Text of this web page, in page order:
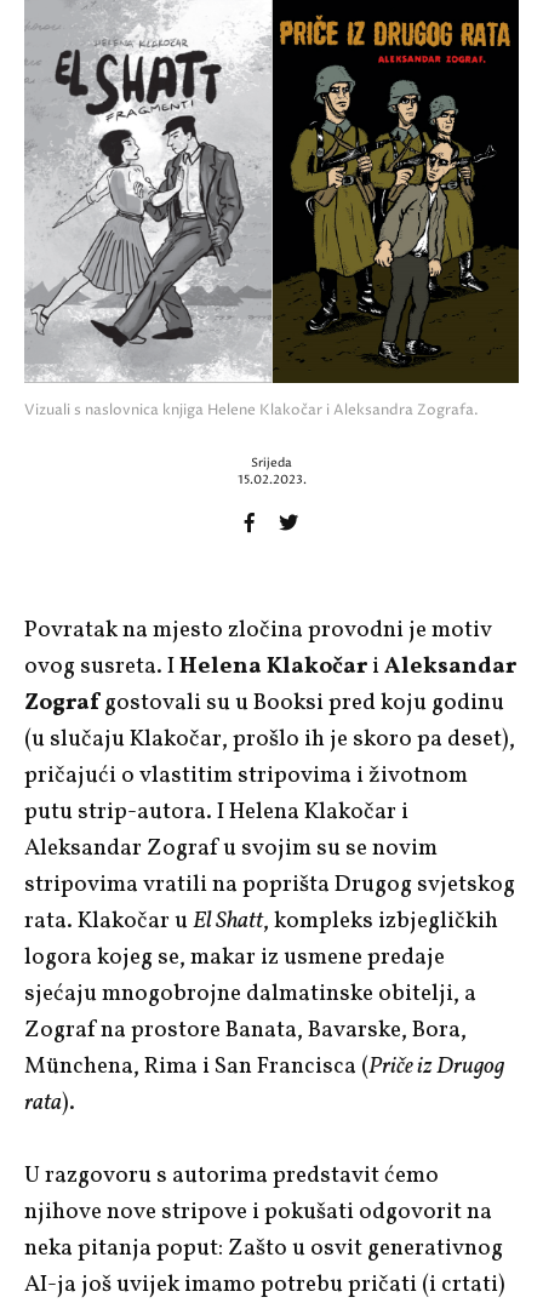
Vizuali s naslovnica knjiga Helene Klakočar i Aleksandra Zografa.
Srijeda
15.02.2023.
Povratak na mjesto zločina provodni je motiv
ovog susreta. IHelena KlakočariAleksandar
Zografgostovali su u Booksi pred koju godinu
(u slučaju Klakočar, prošlo ih je skoro pa deset),
pričajući o vlastitim stripovima i životnom
putu strip-autora. I Helena Klakočar i
Aleksandar Zograf u svojim su se novim
stripovima vratili na poprišta Drugog svjetskog
rata. Klakočar uEl Shatt, kompleks izbjegličkih
logora kojeg se, makar iz usmene predaje
sjećaju mnogobrojne dalmatinske obitelji, a
Zograf na prostore Banata, Bavarske, Bora,
Münchena, Rima i San Francisca (Priče iz Drugog
rata).
U razgovoru s autorima predstavit ćemo
njihove nove stripove i pokušati odgovorit na
neka pitanja poput: Zašto u osvit generativnog
AI-ja još uvijek imamo potrebu pričati (i crtati)